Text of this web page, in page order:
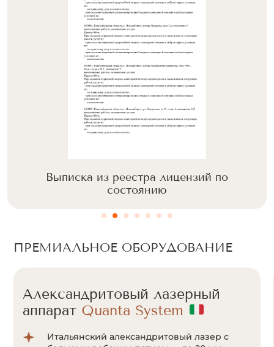
Выписка из реестра лицензий по
состоянию
ПРЕМИАЛЬНОЕ ОБОРУДОВАНИЕ
Александритовый лазерный
аппарат Quanta System
Итальянский александритовый лазер с